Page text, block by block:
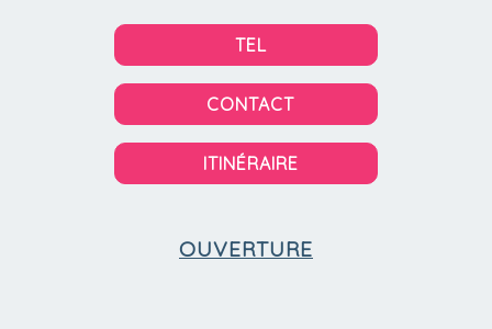
TEL
CONTACT
ITINÉRAIRE
OUVERTURE